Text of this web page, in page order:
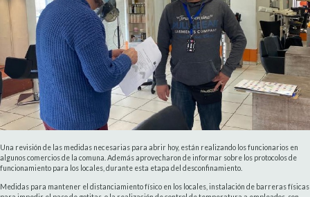
Una revisión de las medidas necesarias para abrir hoy, están realizando los funcionarios en
algunos comercios de la comuna. Además aprovecharon de informar sobre los protocolos de
funcionamiento para los locales, durante esta etapa del desconfinamiento.
Medidas para mantener el distanciamiento físico en los locales, instalación de barreras físicas